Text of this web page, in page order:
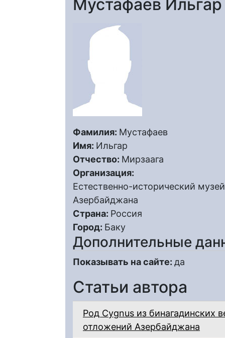
Мустафаев
Фамилия: Мустафаев
Имя: Ильгар
Отчество: Мирзаага
Организация:
Естественно-исторический
Азербайджана
Страна: Россия
Город: Баку
Дополнительные
Показывать на сайте: да
Статьи автора
Род Cygnus из бинагадинских
отложений Азербайджана